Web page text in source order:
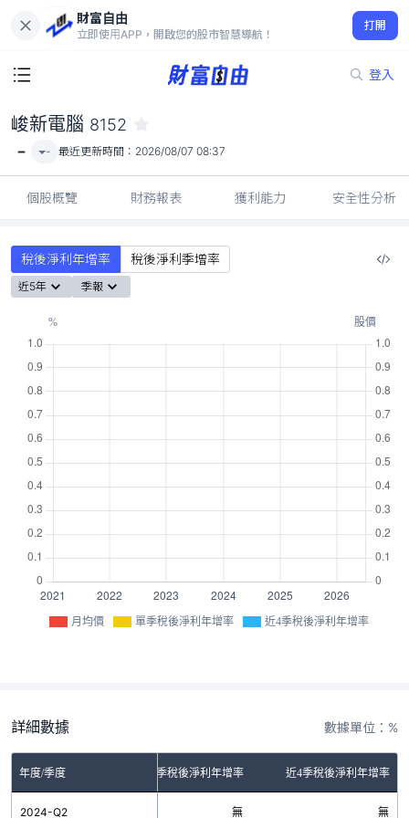
財富自由
立即使用APP，開啟您的股市智慧導航！
打開
登入
-
峻新電腦 8152
- - 最近更新時間： 2026/08/07 08:37
個股概覽 財務報表 獲利能力 安全性分析
稅後淨利年增率 稅後淨利季增率
近5年 季報
月均價 單季稅後淨利年增率 近4季稅後淨利年增率
詳細數據 數據單位：%
年度/季度 單季稅後淨利年增率 近4季稅後淨利年增率
2024-Q2 無 無